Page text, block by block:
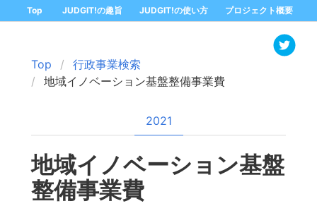
Top JUDGIT!の趣旨 JUDGIT!の使い方 プロジェクト概要
Top
行政事業検索
地域イノベーション基盤整備事業費
2021
地域イノベーション基盤
整備事業費